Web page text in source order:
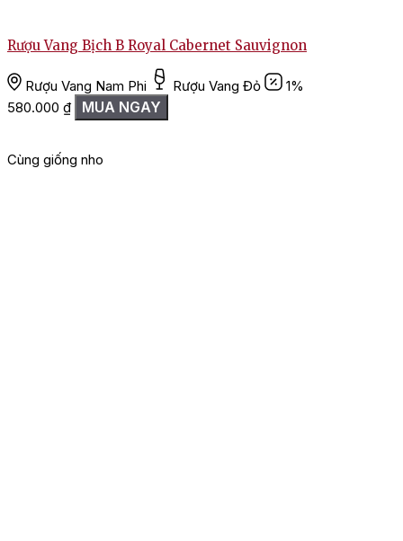
Rượu Vang Bịch B Royal Cabernet Sauvignon
Rượu Vang Nam Phi Rượu Vang Đỏ
1%
580.000 ₫ MUA NGAY
Cùng giống nho